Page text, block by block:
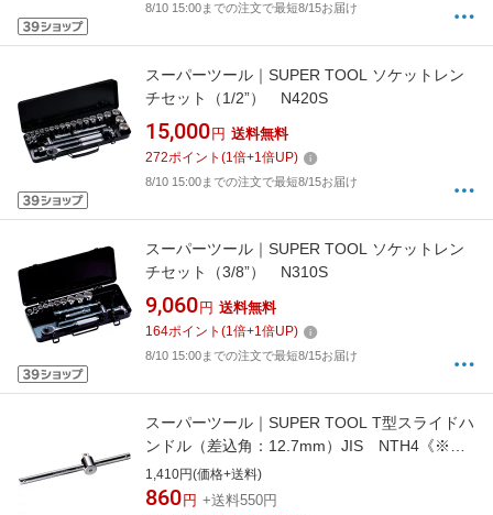
8/10 15:00までの注文で最短8/15お届け
スーパーツール｜SUPER TOOL ソケットレン
チセット（1/2”） N420S
15,000 円 送料無料
272ポイント (1倍+1倍UP)
8/10 15:00までの注文で最短8/15お届け
スーパーツール｜SUPER TOOL ソケットレン
チセット（3/8”） N310S
9,060 円 送料無料
164ポイント (1倍+1倍UP)
8/10 15:00までの注文で最短8/15お届け
スーパーツール｜SUPER TOOL T型スライドハ
ンドル（差込角：12.7mm）JIS NTH4《※画
像はイメージです。実際の商品とは異なりま
す》
1,410円(価格+送料)
860 円 +送料550円